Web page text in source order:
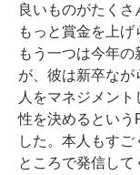
良いものがたく
もっと賞金を上げ
もう一つは今年
が、彼は新卒なが
人をマネジメン
性を決めるという
した。本人もす
ところで発信し